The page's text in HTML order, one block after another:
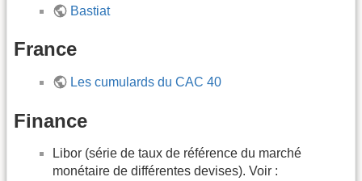
Bastiat
France
Les cumulards du CAC 40
Finance
Libor (série de taux de référence du marché
monétaire de différentes devises). Voir :